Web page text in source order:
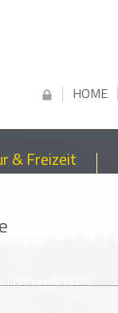
HOME
& Freizeit